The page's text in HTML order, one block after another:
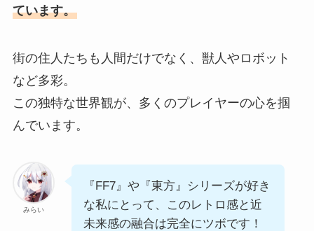
ています。
街の住人たちも人間だけでなく、獣人やロボット
など多彩。
この独特な世界観が、多くのプレイヤーの心を掴
んでいます。
みらい
『FF7』や『東方』シリーズが好き
な私にとって、このレトロ感と近
未来感の融合は完全にツボです！